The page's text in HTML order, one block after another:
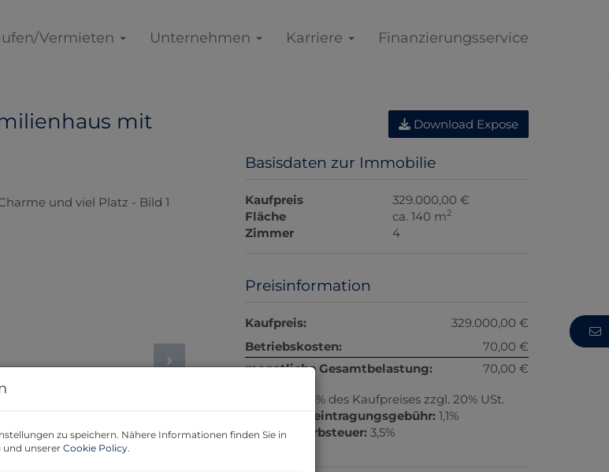
Vermieten Unternehmen Karriere Finanzierungsservice
mit
Download Expose
Basisdaten zur Immobilie
Kaufpreis
329.000,00 €
Fläche
ca. 140 m2
Zimmer 4
Preisinformation
Kaufpreis:
329.000,00 €
Betriebskosten:
70,00 €
monatliche Gesamtbelastung:
70,00 €
3% des Kaufpreises zzgl. 20% USt.
Grundbucheintragungsgebühr: 1,1%
Grunderwerbsteuer: 3,5%
zu speichern. Nähere Informationen finden Sie in
und unserer Cookie Policy.